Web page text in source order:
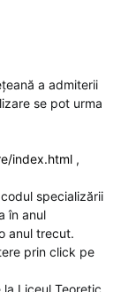
a admiterii
se pot urma
index.html ,
specializării
în anul
anul trecut.
prin click pe